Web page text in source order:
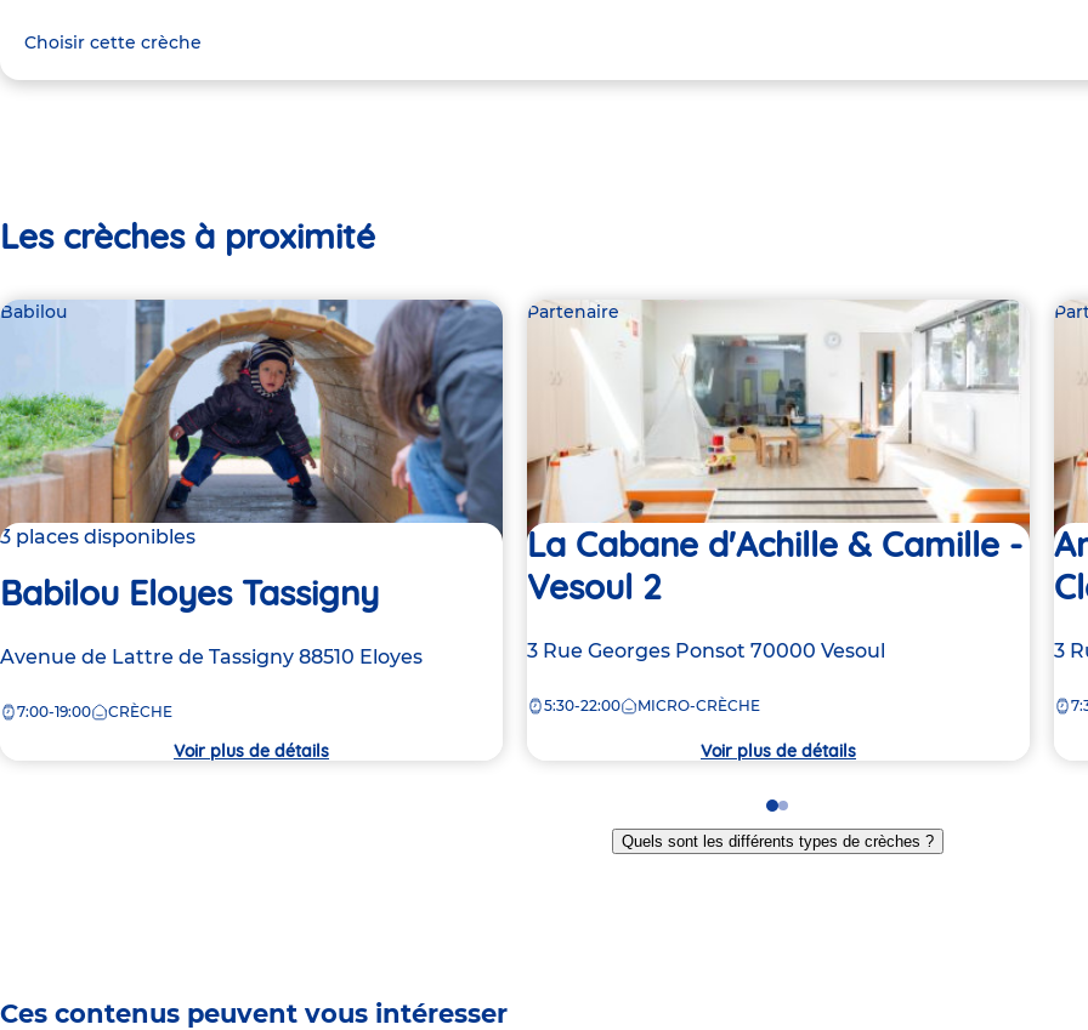
Choisir cette crèche
Les crèches à proximité
Babilou
3 places disponibles
Babilou Eloyes Tassigny
Adresse
la
Avenue de Lattre de Tassigny 88510 Eloyes
7:00-19:00 CRÈCHE
Voir plus de détails
Partenaire
La Cabane d'Achille & Camille -
Vesoul 2
Adresse
la
3 Rue Georges Ponsot 70000 Vesoul
5:30-22:00 MICRO-CRÈCHE
Voir plus de détails
la
3
Go
to
slide
Go
to
slide
Quels sont les différents types de crèches ?
Ces contenus peuvent vous intéresser